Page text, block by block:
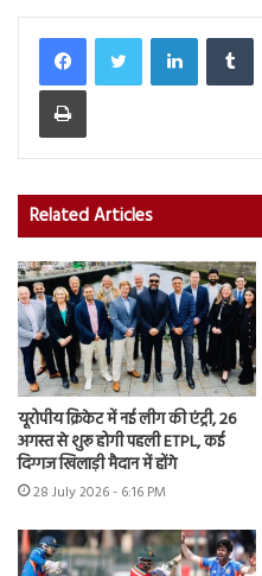
LinkedIn
Print
Related Articles
यूरोपीय क्रिकेट में नई लीग की एंट्री, 26
अगस्त से शुरू होगी पहली ETPL, कई
दिग्गज खिलाड़ी मैदान में होंगे
28 July 2026 - 6:16 PM